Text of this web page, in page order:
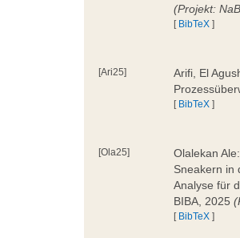
(Projekt:
[ BibTeX ]
[Ari25]
Arifi, El
[ BibTeX ]
[Ola25]
Olalekan
Sneakern in
Analyse für
BIBA, 2025
[ BibTeX ]